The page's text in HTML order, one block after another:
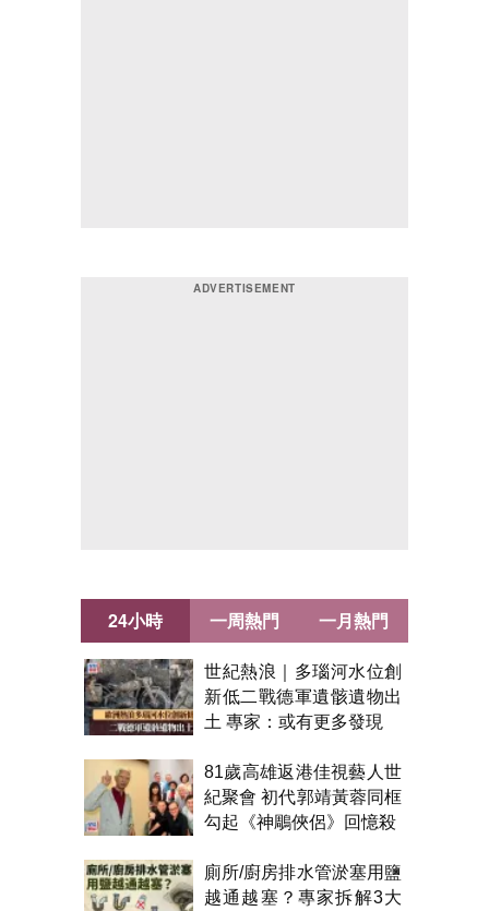
24小時
世紀熱浪｜多瑙河水位創
新低二戰德軍遺骸遺物出
土 專家：或有更多發現
81歲高雄返港佳視藝人世
紀聚會 初代郭靖黃蓉同框
勾起《神鵰俠侶》回憶殺
廁所/廚房排水管淤塞用鹽
越通越塞？專家拆解3大
一周熱門 一月熱門